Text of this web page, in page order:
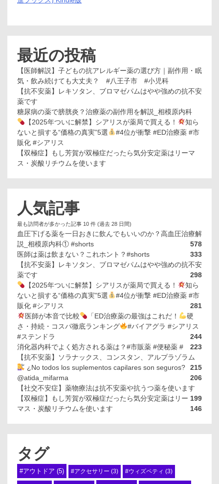
最近の投稿
【医師解説】子どもの抗アレルギー薬の選び方｜副作用・眠
気・飲み続けても大丈夫？ #八王子市 #小児科
【抗不安薬】レキソタン、ブロマゼパムはやや強めの抗不安
薬です
糖尿病の薬で膀胱炎？治療薬の副作用を解説_相模原内科
【2025年ついに解禁】シアリスが薬局で買える！
知ら
ないと損する“価格の真実”5選
#4位が衝撃 #ED治療薬 #市
販化 #シアリス
【双極症】もし芳賀が双極症だったら気分安定薬はリーマ
ス・炭酸リチウムを使います
人気記事
最も訪問者が多かった記事 10 件 (過去 28 日間)
血圧下げる薬を一日おきに飲んでもいいのか？高血圧治療解
説_相模原内科① #shorts
578
医師は薬は飲まない？これホント？#shorts
333
【抗不安薬】レキソタン、ブロマゼパムはやや強めの抗不安
薬です
298
【2025年ついに解禁】シアリスが薬局で買える！
知ら
ないと損する“価格の真実”5選
#4位が衝撃 #ED治療薬 #市
販化 #シアリス
281
医師が本音で比較
「ED治療薬の最強はこれだ！
硬
さ・持続・コスパ徹底ランキング
#バイアグラ #シアリス
#ステンドラ
244
消化器内科でよく処方される薬は？#市販薬 #便秘薬 #
223
【抗不安薬】ソラナックス、コンスタン、アルプラゾラム
215
¿No todos los suplementos capilares son seguros?
@atida_mifarma
206
【社交不安症】薬物療法は抗不安薬や抗うつ薬を使います
199
【双極症】もし芳賀が双極症だったら気分安定薬はリー
マス・炭酸リチウムを使います
146
タグ
#アウトドア (5) #アクセサリー (3) #ウィズペティ (3)